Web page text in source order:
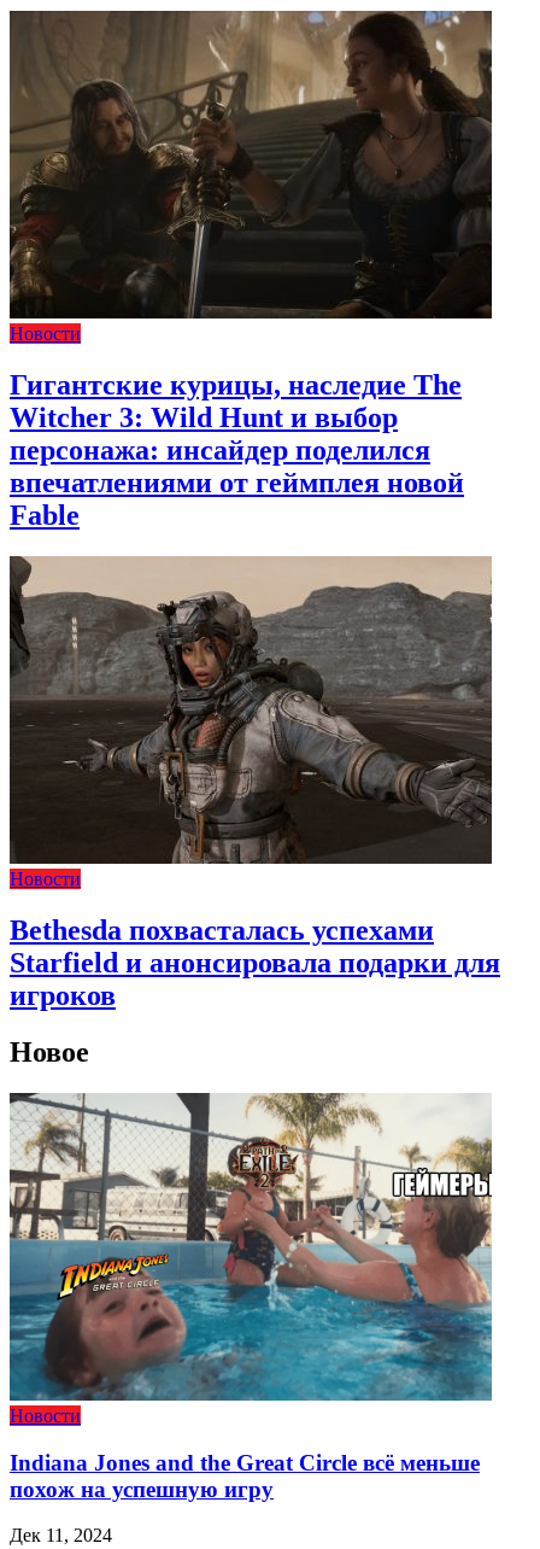
Новости
Гигантские курицы, наследие The
Witcher 3: Wild Hunt и выбор
персонажа: инсайдер поделился
впечатлениями от геймплея новой
Fable
Новости
Bethesda похвасталась успехами
Starfield и анонсировала подарки для
игроков
Новое
Новости
Indiana Jones and the Great Circle всё меньше
похож на успешную игру
Дек 11, 2024